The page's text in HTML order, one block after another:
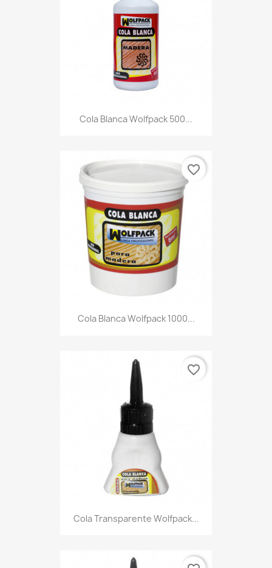
Cola Blanca Wolfpack 500...
Cola Blanca Wolfpack 1000...
favorite_border
Cola Transparente Wolfpack...
favorite_border